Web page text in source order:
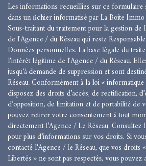
Les informations recueillies sur ce formulaire
dans un fichier informatisé par La Boite
Sous-traitant du traitement pour la gestion de
de l'Agence / du Réseau qui reste
Données personnelles. La base légale du
l'intérêt légitime de l'Agence / du Réseau.
jusqu'à demande de suppression et sont
Réseau. Conformément à la loi «
disposez des droits d’accès, de rectification,
d’opposition, de limitation et de portabilité de
pouvez retirer votre consentement à tout
directement l’Agence / Le Réseau. Consultez
pour plus d’informations sur vos droits. Si
contacté l'Agence / le Réseau, que vos droits
Libertés » ne sont pas respectés, vous pouvez